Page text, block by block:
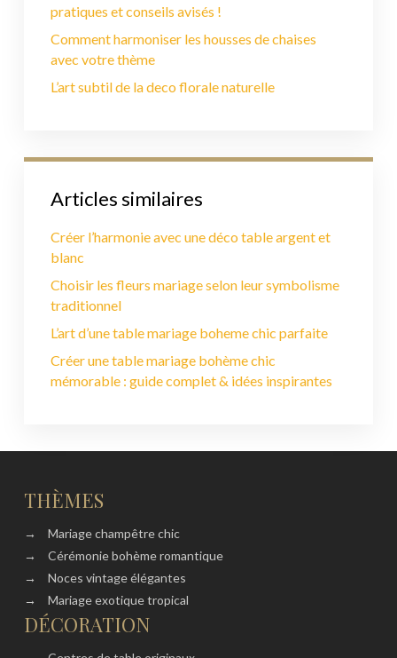
pratiques et conseils avisés !
Comment harmoniser les housses de chaises
avec votre thème
L’art subtil de la deco florale naturelle
Articles similaires
Créer l’harmonie avec une déco table argent et
blanc
Choisir les fleurs mariage selon leur symbolisme
traditionnel
L’art d’une table mariage boheme chic parfaite
Créer une table mariage bohème chic
mémorable : guide complet & idées inspirantes
THÈMES
→
Mariage champêtre chic
→
Cérémonie bohème romantique
→
Noces vintage élégantes
→
Mariage exotique tropical
DÉCORATION